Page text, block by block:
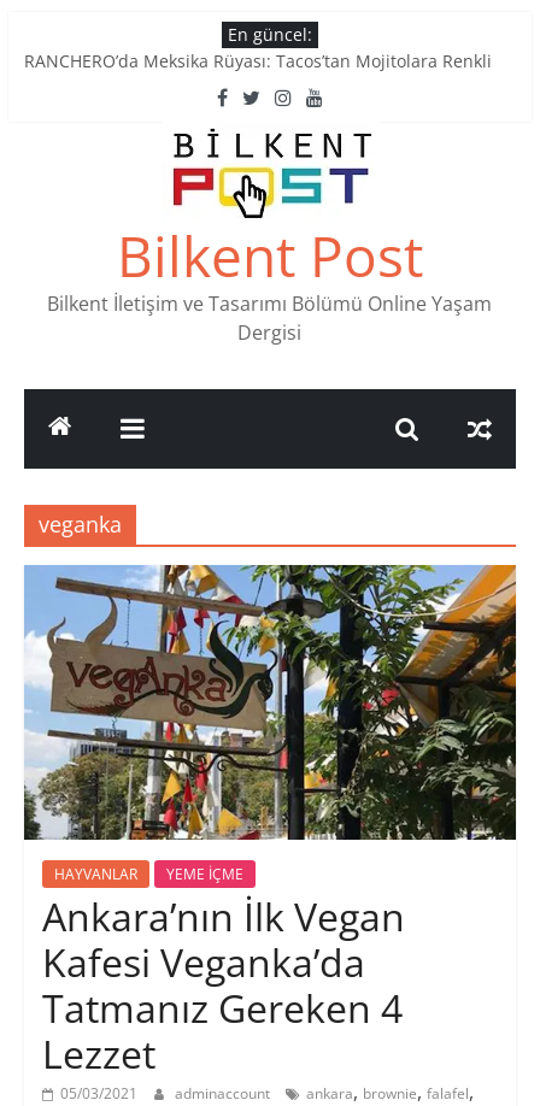
to
En güncel:
RANCHERO’da Meksika Rüyası: Tacos’tan Mojitolara Renkli
Ankara’nın Ruhunu Notalarda Yaşatan 4 Müzik Durağı
Pullardaki tarih: PTT Pul Müzesi
Stamp Collectors Unite: Places to Find Stamps in Ankara
Tatlı Konuşalım: Ankara’nın 4 Köklü Pastanesi
Bilkent Post
Bilkent İletişim ve Tasarımı Bölümü Online Yaşam
Dergisi
veganka
HAYVANLAR YEME İÇME
Ankara’nın İlk Vegan
Kafesi Veganka’da
Tatmanız Gereken 4
Lezzet
05/03/2021 adminaccount ankara, brownie, falafel,